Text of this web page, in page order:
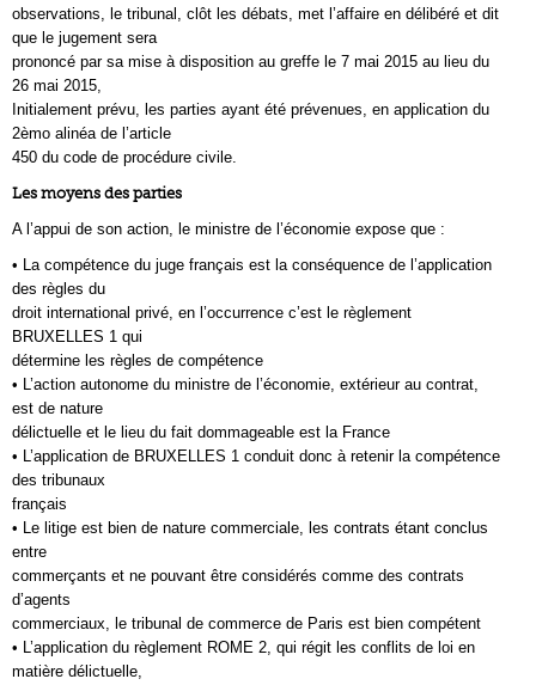
observations, le tribunal, clôt les débats, met l’affaire en délibéré et dit
que le jugement sera
prononcé par sa mise à disposition au greffe le 7 mai 2015 au lieu du
26 mai 2015,
Initialement prévu, les parties ayant été prévenues, en application du
2èmo alinéa de l’article
450 du code de procédure civile.
Les moyens des parties
A l’appui de son action, le ministre de l’économie expose que :
• La compétence du juge français est la conséquence de l’application
des règles du
droit international privé, en l’occurrence c’est le règlement
BRUXELLES 1 qui
détermine les règles de compétence
• L’action autonome du ministre de l’économie, extérieur au contrat,
est de nature
délictuelle et le lieu du fait dommageable est la France
• L’application de BRUXELLES 1 conduit donc à retenir la compétence
des tribunaux
français
• Le litige est bien de nature commerciale, les contrats étant conclus
entre
commerçants et ne pouvant être considérés comme des contrats
d’agents
commerciaux, le tribunal de commerce de Paris est bien compétent
• L’application du règlement ROME 2, qui régit les conflits de loi en
matière délictuelle,